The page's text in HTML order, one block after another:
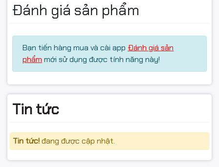
Đánh giá sản phẩm
Bạn tiến hàng mua và cài app Đánh giá sản
phẩm mới sử dụng được tính năng này!
Tin tức
Tin tức!đang được cập nhật.